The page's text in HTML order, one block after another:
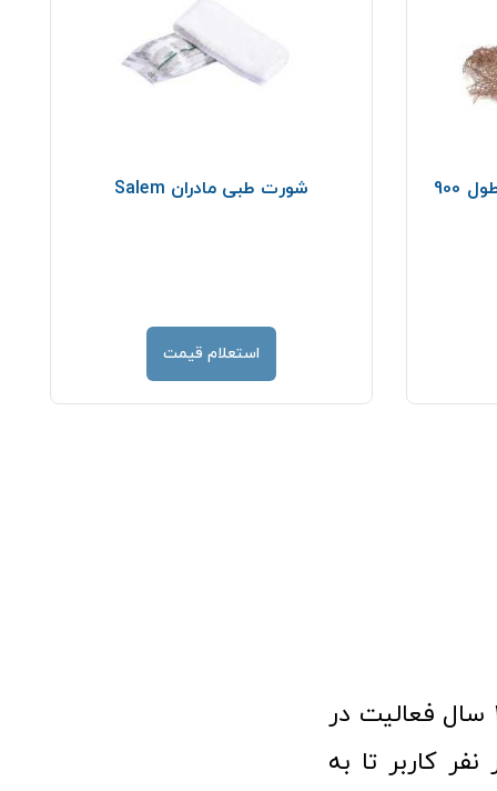
شورت طبی مادران Salem
استعلام قیمت
فروشگاه آنلاین تجهیزات پزشکی طب تولید با افتخار نزدیک به ۱۰ سال فعالیت در
پزشکی توانسته مورد اعتماد بیش از ۱۲۰ هزار نفر کاربر تا به